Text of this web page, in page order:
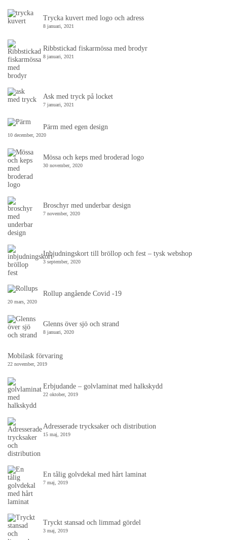
Trycka kuvert med logo och adress
8 januari, 2021
Ribbstickad fiskarmössa med brodyr
8 januari, 2021
Ask med tryck på locket
7 januari, 2021
Pärm med egen design
10 december, 2020
Mössa och keps med broderad logo
30 november, 2020
Broschyr med underbar design
7 november, 2020
Inbjudningskort till bröllop och fest – tysk webshop
3 september, 2020
Rollup angående Covid -19
20 mars, 2020
Glenns över sjö och strand
8 januari, 2020
Mobilask förvaring
22 november, 2019
Erbjudande – golvlaminat med halkskydd
22 oktober, 2019
Adresserade trycksaker och distribution
15 maj, 2019
En tålig golvdekal med hårt laminat
7 maj, 2019
Tryckt stansad och limmad gördel
3 maj, 2019